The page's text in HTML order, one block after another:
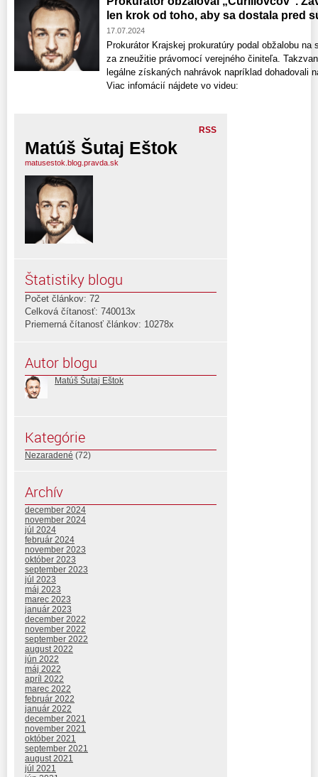
len krok od toho, aby sa dostala pred
17.07.2024
Prokurátor Krajskej prokuratúry podal obžalobu
za zneužitie právomocí verejného činiteľa.
legálne získaných nahrávok napríklad dohadovali
Viac infomácií nájdete vo videu:
RSS
Matúš Šutaj Eštok
matusestok.blog.pravda.sk
Štatistiky blogu
Počet článkov: 72
Celková čítanosť: 740013x
Priemerná čítanosť článkov: 10278x
Autor blogu
Matúš Šutaj Eštok
Kategórie
Nezaradené (72)
Archív
december 2024
november 2024
júl 2024
február 2024
november 2023
október 2023
september 2023
júl 2023
máj 2023
marec 2023
január 2023
december 2022
november 2022
september 2022
august 2022
jún 2022
máj 2022
apríl 2022
marec 2022
február 2022
január 2022
december 2021
november 2021
október 2021
september 2021
august 2021
júl 2021